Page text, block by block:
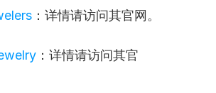
：详情请访问其官网。
：详情请访问其官